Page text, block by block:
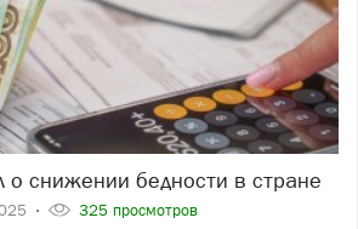
о снижении бедности в стране
325 просмотров